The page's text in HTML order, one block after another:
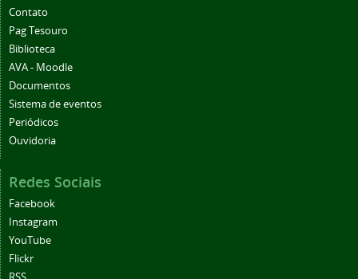
Contato
Pag Tesouro
Biblioteca
AVA - Moodle
Documentos
Sistema de eventos
Periódicos
Ouvidoria
Redes Sociais
Facebook
Instagram
YouTube
Flickr